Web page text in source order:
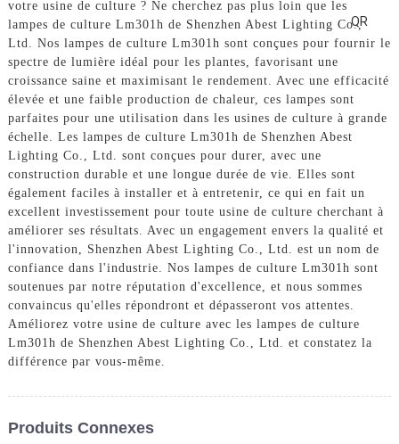
votre usine de culture ? Ne cherchez pas plus loin que les
lampes de culture Lm301h de Shenzhen Abest Lighting Co.,
Ltd. Nos lampes de culture Lm301h sont conçues pour fournir le
spectre de lumière idéal pour les plantes, favorisant une
croissance saine et maximisant le rendement. Avec une efficacité
élevée et une faible production de chaleur, ces lampes sont
parfaites pour une utilisation dans les usines de culture à grande
échelle. Les lampes de culture Lm301h de Shenzhen Abest
Lighting Co., Ltd. sont conçues pour durer, avec une
construction durable et une longue durée de vie. Elles sont
également faciles à installer et à entretenir, ce qui en fait un
excellent investissement pour toute usine de culture cherchant à
améliorer ses résultats. Avec un engagement envers la qualité et
l'innovation, Shenzhen Abest Lighting Co., Ltd. est un nom de
confiance dans l'industrie. Nos lampes de culture Lm301h sont
soutenues par notre réputation d'excellence, et nous sommes
convaincus qu'elles répondront et dépasseront vos attentes.
Améliorez votre usine de culture avec les lampes de culture
Lm301h de Shenzhen Abest Lighting Co., Ltd. et constatez la
différence par vous-même.
Produits Connexes